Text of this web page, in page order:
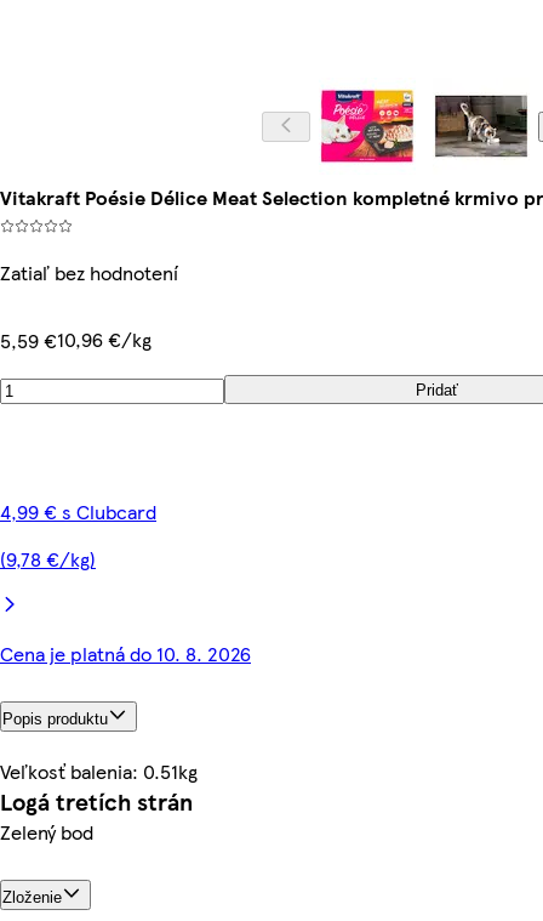
Vitakraft Poésie Délice Meat Selection kompletné krmivo
Zatiaľ bez hodnotení
5,59 €10,96 €/kg
Pridať
4,99 € s Clubcard
(9,78 €/kg)
Cena je platná do 10. 8. 2026
Popis produktu
Veľkosť balenia: 0.51kg
Logá tretích strán
Zelený bod
Zloženie